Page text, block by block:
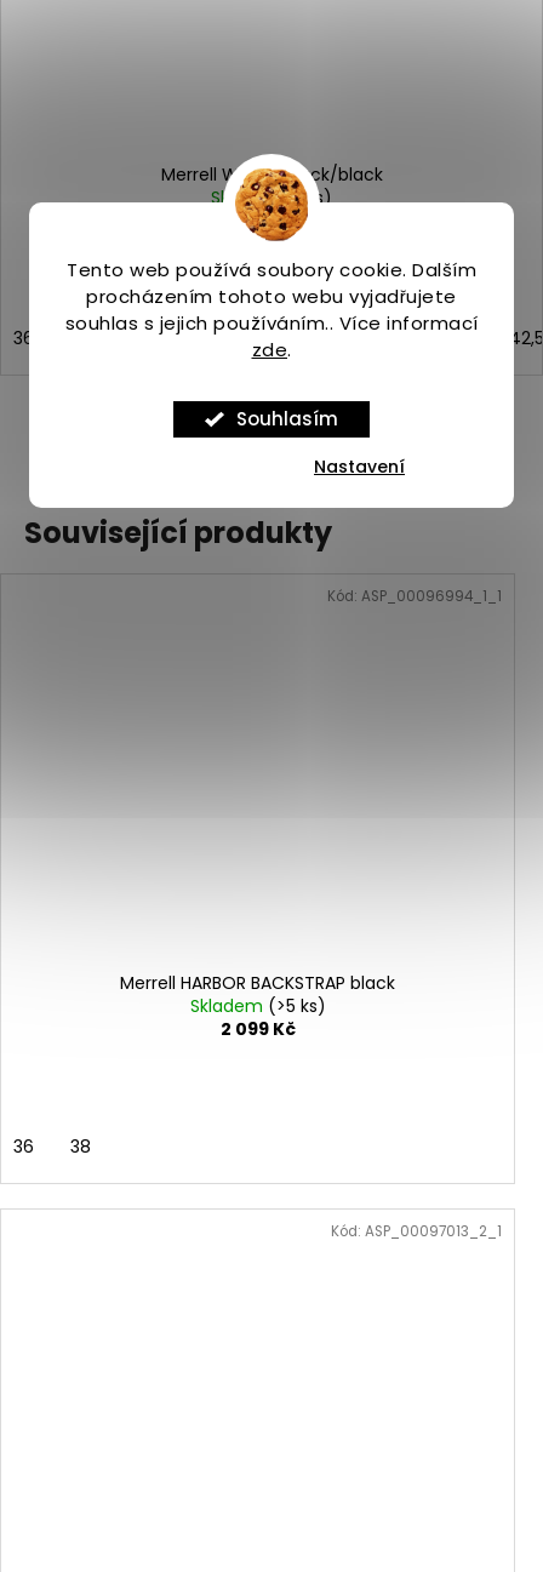
Tento web používá soubory cookie. Dalším
procházením tohoto webu vyjadřujete
souhlas s jejich používáním.. Více informací
zde.
Souhlasím
Nastavení
Merrell WRAPT black/black
Skladem(1 ks)
od2 099 Kč
36 37,5 38,5 39 42,5
ZOBRAZIT VŠECHNY PODOBNÉ PRODUKTY
Související produkty
Merrell HARBOR BACKSTRAP black
Skladem (>5 ks)
2 099 Kč
36 38
Kód: ASP_00096994_1_1
Kód: ASP_00097013_2_1